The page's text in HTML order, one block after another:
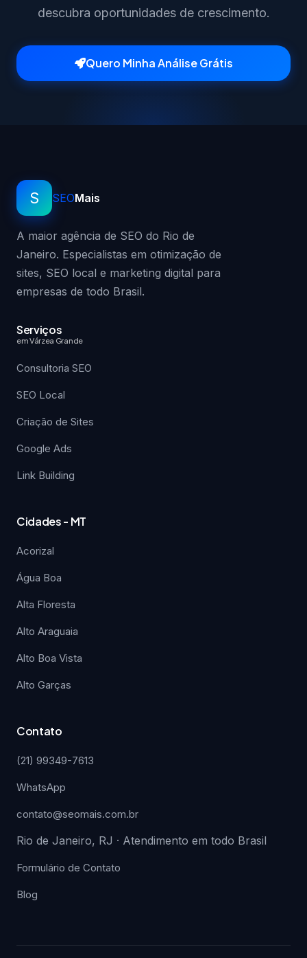
descubra oportunidades de crescimento.
Quero Minha Análise Grátis
S SEOMais
A maior agência de SEO do Rio de
Janeiro. Especialistas em otimização de
sites, SEO local e marketing digital para
empresas de todo Brasil.
Serviços
em Várzea Grande
Consultoria SEO
SEO Local
Criação de Sites
Google Ads
Link Building
Cidades - MT
Acorizal
Água Boa
Alta Floresta
Alto Araguaia
Alto Boa Vista
Alto Garças
Contato
(21) 99349-7613
WhatsApp
contato@seomais.com.br
Rio de Janeiro, RJ · Atendimento em todo Brasil
Formulário de Contato
Blog